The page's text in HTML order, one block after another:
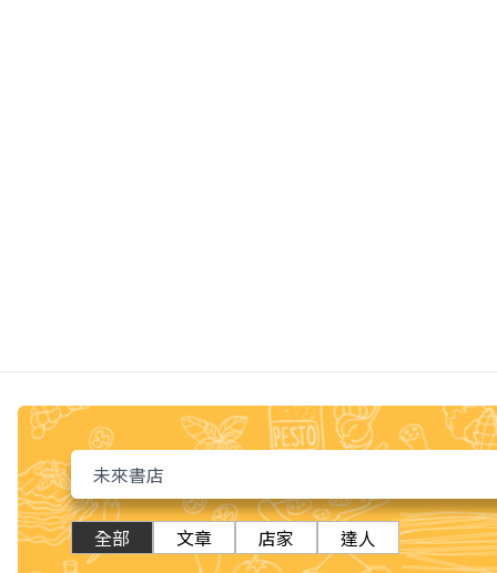
全部 文章 店家 達人